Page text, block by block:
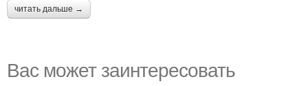
читать дальше →
Вас может заинтересовать